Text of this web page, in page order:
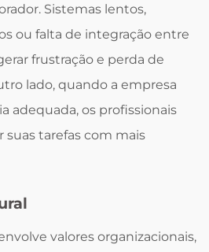
Sistemas lentos,
ou falta de integração entre
frustração e perda de
lado, quando a empresa
adequada, os profissionais
tarefas com mais
valores organizacionais,